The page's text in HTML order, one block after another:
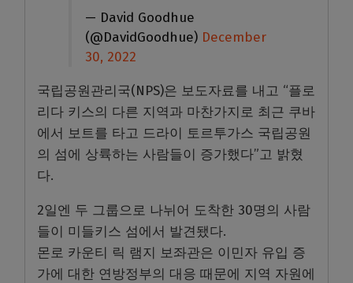
— David Goodhue
(@DavidGoodhue) December
30, 2022
국립공원관리국(NPS)은 보도자료를 내고 “플로
리다 키스의 다른 지역과 마찬가지로 최근 쿠바
에서 보트를 타고 드라이 토르투가스 국립공원
의 섬에 상륙하는 사람들이 증가했다”고 밝혔
다.
2일엔 두 그룹으로 나뉘어 도착한 30명의 사람
들이 미들키스 섬에서 발견됐다.
몬로 카운티 릭 램지 보좌관은 이민자 유입 증
가에 대한 연방정부의 대응 때문에 지역 자원에